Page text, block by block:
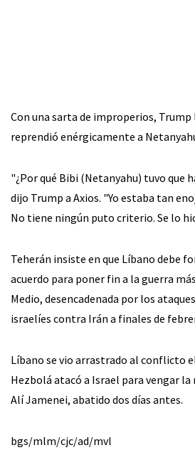
Con una sarta de improperios, Trump
reprendió enérgicamente a
"¿Por qué Bibi (Netanyahu) tuvo que
dijo Trump a Axios. "Yo estaba tan
No tiene ningún puto criterio. Se lo
Teherán insiste en que Líbano debe
acuerdo para poner fin a la guerra
Medio, desencadenada por los
israelíes contra Irán a finales de
Líbano se vio arrastrado al conflicto
Hezbolá atacó a Israel para vengar
Alí Jamenei, abatido dos días antes.
bgs/mlm/cjc/ad/mvl